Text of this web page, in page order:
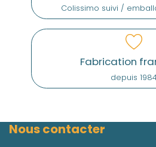
Colissimo suivi /
Fabrication
depuis
Nous contacter